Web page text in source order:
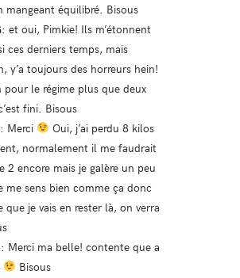
mangeant équilibré. Bisous
et oui, Pimkie! Ils m’étonnent
ces derniers temps, mais
y’a toujours des horreurs hein!
pour le régime plus que deux
fini. Bisous
Merci
Oui, j’ai perdu 8 kilos
normalement il me faudrait
2 encore mais je galère un peu
me sens bien comme ça donc
que je vais en rester là, on verra
Merci ma belle! contente que a
Bisous